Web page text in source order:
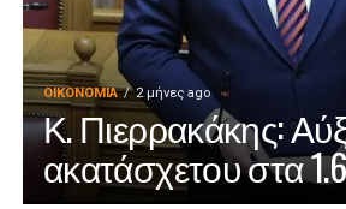
ΟΙΚΟΝΟΜΊΑ 2 μήνες ago
Κ. Πιερρακάκης:
ακατάσχετου στα